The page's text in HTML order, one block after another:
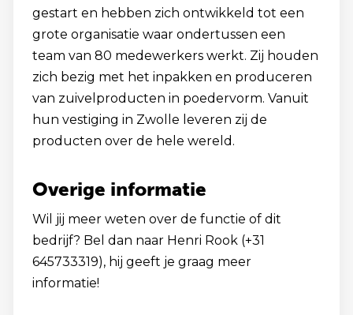
gestart en hebben zich ontwikkeld tot een
grote organisatie waar ondertussen een
team van 80 medewerkers werkt. Zij houden
zich bezig met het inpakken en produceren
van zuivelproducten in poedervorm. Vanuit
hun vestiging in Zwolle leveren zij de
producten over de hele wereld.
Overige informatie
Wil jij meer weten over de functie of dit
bedrijf? Bel dan naar Henri Rook (+31
645733319), hij geeft je graag meer
informatie!